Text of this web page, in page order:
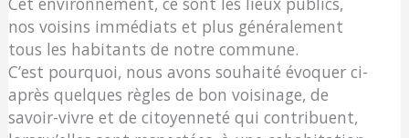
nos voisins immédiats et plus généralement
tous les habitants de notre commune.
C’est pourquoi, nous avons souhaité évoquer ci-
après quelques règles de bon voisinage, de
savoir-vivre et de citoyenneté qui contribuent,